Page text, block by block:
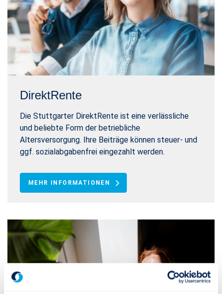
DirektRente
Die Stuttgarter DirektRente ist eine verlässliche
und beliebte Form der betriebliche
Altersversorgung. Ihre Beiträge können steuer- und
ggf. sozialabgabenfrei eingezahlt werden.
MEHR INFORMATIONEN